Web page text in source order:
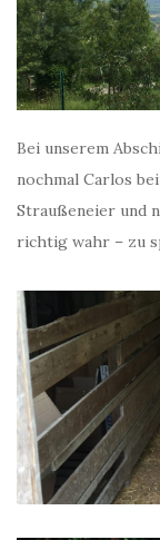
Bei unserem
nochmal Carlos
Straußeneier und
richtig wahr – zu